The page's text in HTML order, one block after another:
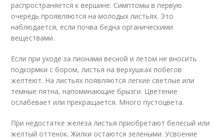
распространяется к вершине. Симптомы в первую
очередь проявляются на молодых листьях. Это
наблюдается, если почва бедна органическими
веществами.
Если при уходе за пионами весной и летом не вносить
подкормки с бором, листья на верхушках побегов
желтеют. На листьях появляются легкие светлые или
темные пятна, напоминающие брызги. Цветение
ослабевает или прекращается. Много пустоцвета.
При недостатке железа листья приобретают белесый или
желтый оттенок. Жилки остаются зелеными. Усвоение